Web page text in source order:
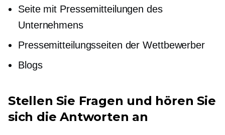
Seite mit Pressemitteilungen des
Unternehmens
Pressemitteilungsseiten der Wettbewerber
Blogs
Stellen Sie Fragen und hören Sie
sich die Antworten an